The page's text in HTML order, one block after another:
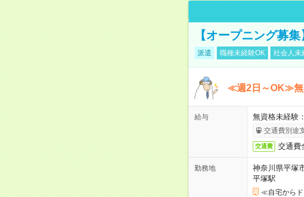
【オープニング募
派遣 職種未経験OK 社会人未
≪週2日～OK≫無
給与 無資格未経
交通費別途
交通費 交通費
勤務地
神奈川県平塚
平塚駅
≪自宅からド